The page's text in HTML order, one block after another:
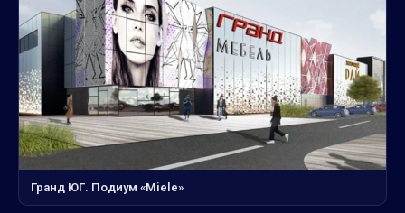
Гранд ЮГ. Подиум «Miele»